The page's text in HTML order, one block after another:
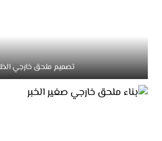
تصميم ملحق خارجي